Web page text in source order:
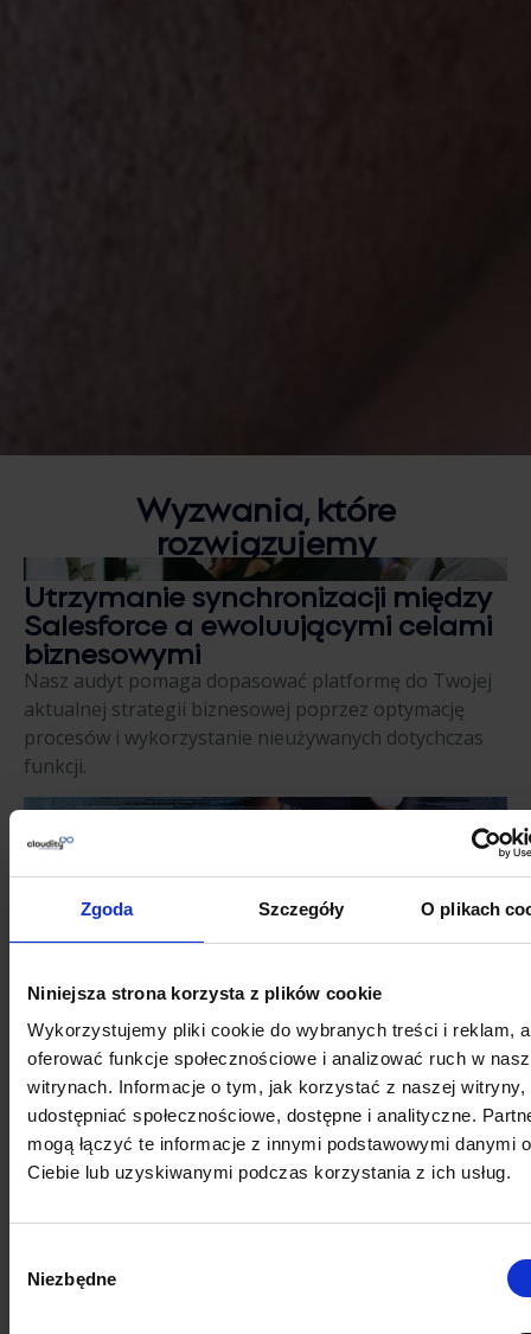
Zgoda Szczegóły O plikach
Niniejsza strona korzysta z plików cookie
Wykorzystujemy pliki cookie do wybranych treści i reklam,
oferować funkcje społecznościowe i analizować ruch w
witrynach. Informacje o tym, jak korzystać z naszej witryny,
udostępniać społecznościowe, dostępne i analityczne.
mogą łączyć te informacje z innymi podstawowymi danymi
Ciebie lub uzyskiwanymi podczas korzystania z ich usług.
zgody
Niezbędne
Wyzwania, które
rozwiązujemy
Utrzymanie synchronizacji między
Salesforce a ewoluującymi celami
biznesowymi
Nasz audyt pomaga dopasować platformę do Twojej
aktualnej strategii biznesowej poprzez optymację
procesów i wykorzystanie nieużywanych dotychczas
funkcji.
Zarządzanie złożonością systemu
w miarę wzrostu biznesu
skomplikowane. Pomagamy Ci odzyskać nad nimi
kontrolę, porządkując niestandardowe rozwiązania i
wydajnościowe i upraszczamy strukturę systemu
abyś mógł podejmować kluczowe decyzje z pełnym
przekonaniem.
Solidny fundament pod
bezpieczną ekspansję
Niezależnie od tego, czy planujesz międzynarodowy
rollout, czy wdrażasz nowe moduły Salesforce,
systemu. Pomagamy Ci przygotować stabilne